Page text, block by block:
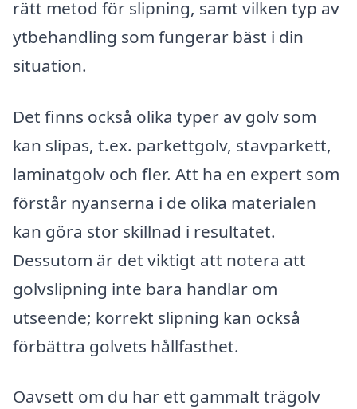
rätt metod för slipning, samt vilken typ av
ytbehandling som fungerar bäst i din
situation.
Det finns också olika typer av golv som
kan slipas, t.ex. parkettgolv, stavparkett,
laminatgolv och fler. Att ha en expert som
förstår nyanserna i de olika materialen
kan göra stor skillnad i resultatet.
Dessutom är det viktigt att notera att
golvslipning inte bara handlar om
utseende; korrekt slipning kan också
förbättra golvets hållfasthet.
Oavsett om du har ett gammalt trägolv